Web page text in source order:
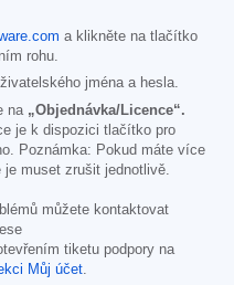
a klikněte na tlačítko
rohu.
jména a hesla.
na „Objednávka/Licence“.
je k dispozici tlačítko pro
Poznámka: Pokud máte více
muset zrušit jednotlivě.
můžete kontaktovat
tiketu podpory na
Můj účet